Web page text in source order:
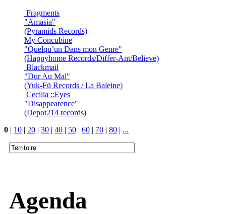
Fragments
"Amasia"
(Pyramids Records)
My Concubine
"Quelqu’un Dans mon Genre"
(Happyhome Records/Differ-Ant/Believe)
Blackmail
"Dur Au Mal"
(Yuk-Fü Records / La Baleine)
Cecilia ::Eyes
"Disappearence"
(Depot214 records)
0 | 10 | 20 | 30 | 40 | 50 | 60 | 70 | 80 | ...
Agenda